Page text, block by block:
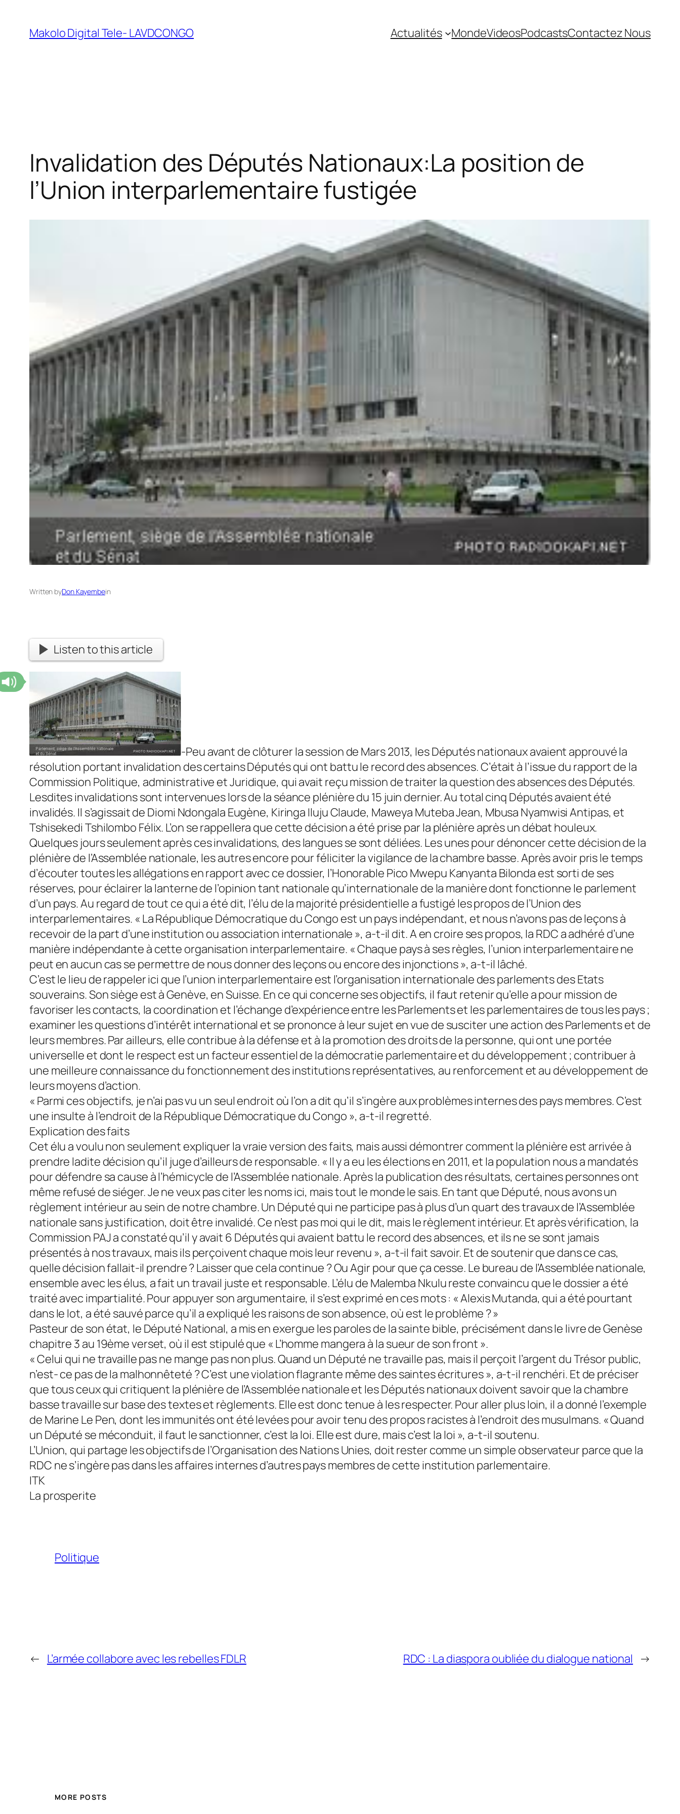
Makolo Digital Tele- LAVDCONGO Actualités MondeVideosPodcastsContactez Nous
Invalidation des Députés Nationaux:La position de
l’Union interparlementaire fustigée
Written byDon Kayembein
Listen to this article
-Peu avant de clôturer la session de Mars 2013, les Députés nationaux avaient approuvé la
résolution portant invalidation des certains Députés qui ont battu le record des absences. C’était à l’issue du rapport de la
Commission Politique, administrative et Juridique, qui avait reçu mission de traiter la question des absences des Députés.
Lesdites invalidations sont intervenues lors de la séance plénière du 15 juin dernier. Au total cinq Députés avaient été
invalidés. Il s’agissait de Diomi Ndongala Eugène, Kiringa Iluju Claude, Maweya Muteba Jean, Mbusa Nyamwisi Antipas, et
Tshisekedi Tshilombo Félix. L’on se rappellera que cette décision a été prise par la plénière après un débat houleux.
Quelques jours seulement après ces invalidations, des langues se sont déliées. Les unes pour dénoncer cette décision de la
plénière de l’Assemblée nationale, les autres encore pour féliciter la vigilance de la chambre basse. Après avoir pris le temps
d’écouter toutes les allégations en rapport avec ce dossier, l’Honorable Pico Mwepu Kanyanta Bilonda est sorti de ses
réserves, pour éclairer la lanterne de l’opinion tant nationale qu’internationale de la manière dont fonctionne le parlement
d’un pays. Au regard de tout ce qui a été dit, l’élu de la majorité présidentielle a fustigé les propos de l’Union des
interparlementaires. « La République Démocratique du Congo est un pays indépendant, et nous n’avons pas de leçons à
recevoir de la part d’une institution ou association internationale », a-t-il dit. A en croire ses propos, la RDC a adhéré d’une
manière indépendante à cette organisation interparlementaire. « Chaque pays à ses règles, l’union interparlementaire ne
peut en aucun cas se permettre de nous donner des leçons ou encore des injonctions », a-t-il lâché.
C’est le lieu de rappeler ici que l’union interparlementaire est l’organisation internationale des parlements des Etats
souverains. Son siège est à Genève, en Suisse. En ce qui concerne ses objectifs, il faut retenir qu’elle a pour mission de
favoriser les contacts, la coordination et l’échange d’expérience entre les Parlements et les parlementaires de tous les pays ;
examiner les questions d’intérêt international et se prononce à leur sujet en vue de susciter une action des Parlements et de
leurs membres. Par ailleurs, elle contribue à la défense et à la promotion des droits de la personne, qui ont une portée
universelle et dont le respect est un facteur essentiel de la démocratie parlementaire et du développement ; contribuer à
une meilleure connaissance du fonctionnement des institutions représentatives, au renforcement et au développement de
leurs moyens d’action.
« Parmi ces objectifs, je n’ai pas vu un seul endroit où l’on a dit qu’il s’ingère aux problèmes internes des pays membres. C’est
une insulte à l’endroit de la République Démocratique du Congo », a-t-il regretté.
Explication des faits
Cet élu a voulu non seulement expliquer la vraie version des faits, mais aussi démontrer comment la plénière est arrivée à
prendre ladite décision qu’il juge d’ailleurs de responsable. « Il y a eu les élections en 2011, et la population nous a mandatés
pour défendre sa cause à l’hémicycle de l’Assemblée nationale. Après la publication des résultats, certaines personnes ont
même refusé de siéger. Je ne veux pas citer les noms ici, mais tout le monde le sais. En tant que Député, nous avons un
règlement intérieur au sein de notre chambre. Un Député qui ne participe pas à plus d’un quart des travaux de l’Assemblée
nationale sans justification, doit être invalidé. Ce n’est pas moi qui le dit, mais le règlement intérieur. Et après vérification, la
Commission PAJ a constaté qu’il y avait 6 Députés qui avaient battu le record des absences, et ils ne se sont jamais
présentés à nos travaux, mais ils perçoivent chaque mois leur revenu », a-t-il fait savoir. Et de soutenir que dans ce cas,
quelle décision fallait-il prendre ? Laisser que cela continue ? Ou Agir pour que ça cesse. Le bureau de l’Assemblée nationale,
ensemble avec les élus, a fait un travail juste et responsable. L’élu de Malemba Nkulu reste convaincu que le dossier a été
traité avec impartialité. Pour appuyer son argumentaire, il s’est exprimé en ces mots : « Alexis Mutanda, qui a été pourtant
dans le lot, a été sauvé parce qu’il a expliqué les raisons de son absence, où est le problème ? »
Pasteur de son état, le Député National, a mis en exergue les paroles de la sainte bible, précisément dans le livre de Genèse
chapitre 3 au 19ème verset, où il est stipulé que « L’homme mangera à la sueur de son front ».
« Celui qui ne travaille pas ne mange pas non plus. Quand un Député ne travaille pas, mais il perçoit l’argent du Trésor public,
n’est- ce pas de la malhonnêteté ? C’est une violation flagrante même des saintes écritures », a-t-il renchéri. Et de préciser
que tous ceux qui critiquent la plénière de l’Assemblée nationale et les Députés nationaux doivent savoir que la chambre
basse travaille sur base des textes et règlements. Elle est donc tenue à les respecter. Pour aller plus loin, il a donné l’exemple
de Marine Le Pen, dont les immunités ont été levées pour avoir tenu des propos racistes à l’endroit des musulmans. « Quand
un Député se méconduit, il faut le sanctionner, c’est la loi. Elle est dure, mais c’est la loi », a-t-il soutenu.
L’Union, qui partage les objectifs de l’Organisation des Nations Unies, doit rester comme un simple observateur parce que la
RDC ne s’ingère pas dans les affaires internes d’autres pays membres de cette institution parlementaire.
ITK
La prosperite
Politique
← L ’armée collabore avec les rebelles FDLR RDC : La diaspora oubliée du dialogue national →
MORE POSTS